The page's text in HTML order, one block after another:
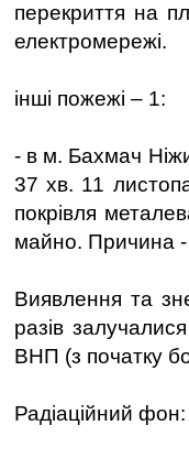
перекриття на
електромережі.
інші пожежі – 1:
- в м. Бахмач
37 хв. 11
покрівля
майно. Причина -
Виявлення та
разів
ВНП (з початку
Радіаційний фон: